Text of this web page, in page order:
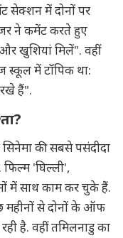
सेक्शन में दोनों पर
ने कमेंट करते हुए
खुशियां मिलें". वहीं
में टॉपिक था:
हैं".
की सबसे पसंदीदा
फिल्म 'घिल्ली',
में साथ काम कर चुके हैं.
महीनों से दोनों के ऑफ
है. वहीं तमिलनाडु का